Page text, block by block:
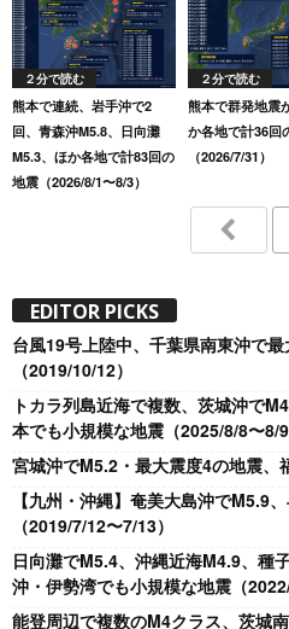
２分で読む
熊本で連続、岩手沖で2
回、青森沖M5.8、日向灘
M5.3、ほか各地で計83回の
地震（2026/8/1〜8/3）
２分で読む
熊本で群発地震
か各地で計36回
（2026/7/31）
EDITOR PICKS
台風19号上陸中、千葉県南東沖で
（2019/10/12）
トカラ列島近海で複数、茨城沖で
本でも小規模な地震（2025/8/8〜8/9
宮城沖でM5.2・最大震度4の地震、
【九州・沖縄】奄美大島沖でM5.9
（2019/7/12〜7/13）
日向灘でM5.4、沖縄近海M4.9、種
沖・伊勢湾でも小規模な地震（
能登周辺で複数のM4クラス、茨城